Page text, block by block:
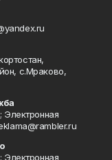
с.Мраково,
Электронная
Электронная